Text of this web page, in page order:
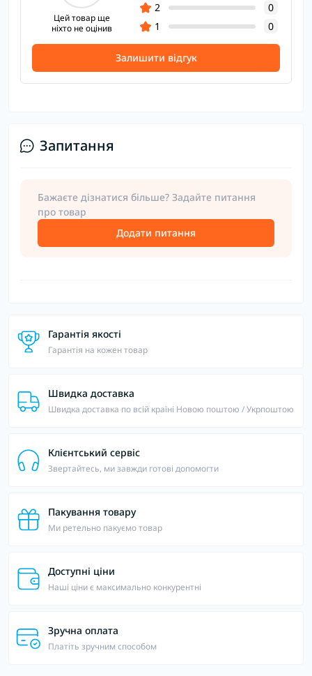
Цей товар ще
ніхто не оцінив
2
0
1
0
Залишити відгук
Запитання
Бажаєте дізнатися більше? Задайте питання
про товар
Додати питання
Гарантія якості
Гарантія на кожен товар
Швидка доставка
Швидка доставка по всій країні Новою поштою / Укрпоштою
Клієнтський сервіс
Звертайтесь, ми завжди готові допомогти
Пакування товару
Ми ретельно пакуємо товар
Доступні ціни
Наші ціни є максимально конкурентні
Зручна оплата
Платіть зручним способом